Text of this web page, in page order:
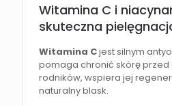
Witamina C i
skuteczna
Witamina Cjest silnym
pomaga chronić skórę przed
rodników, wspiera jej
naturalny blask.